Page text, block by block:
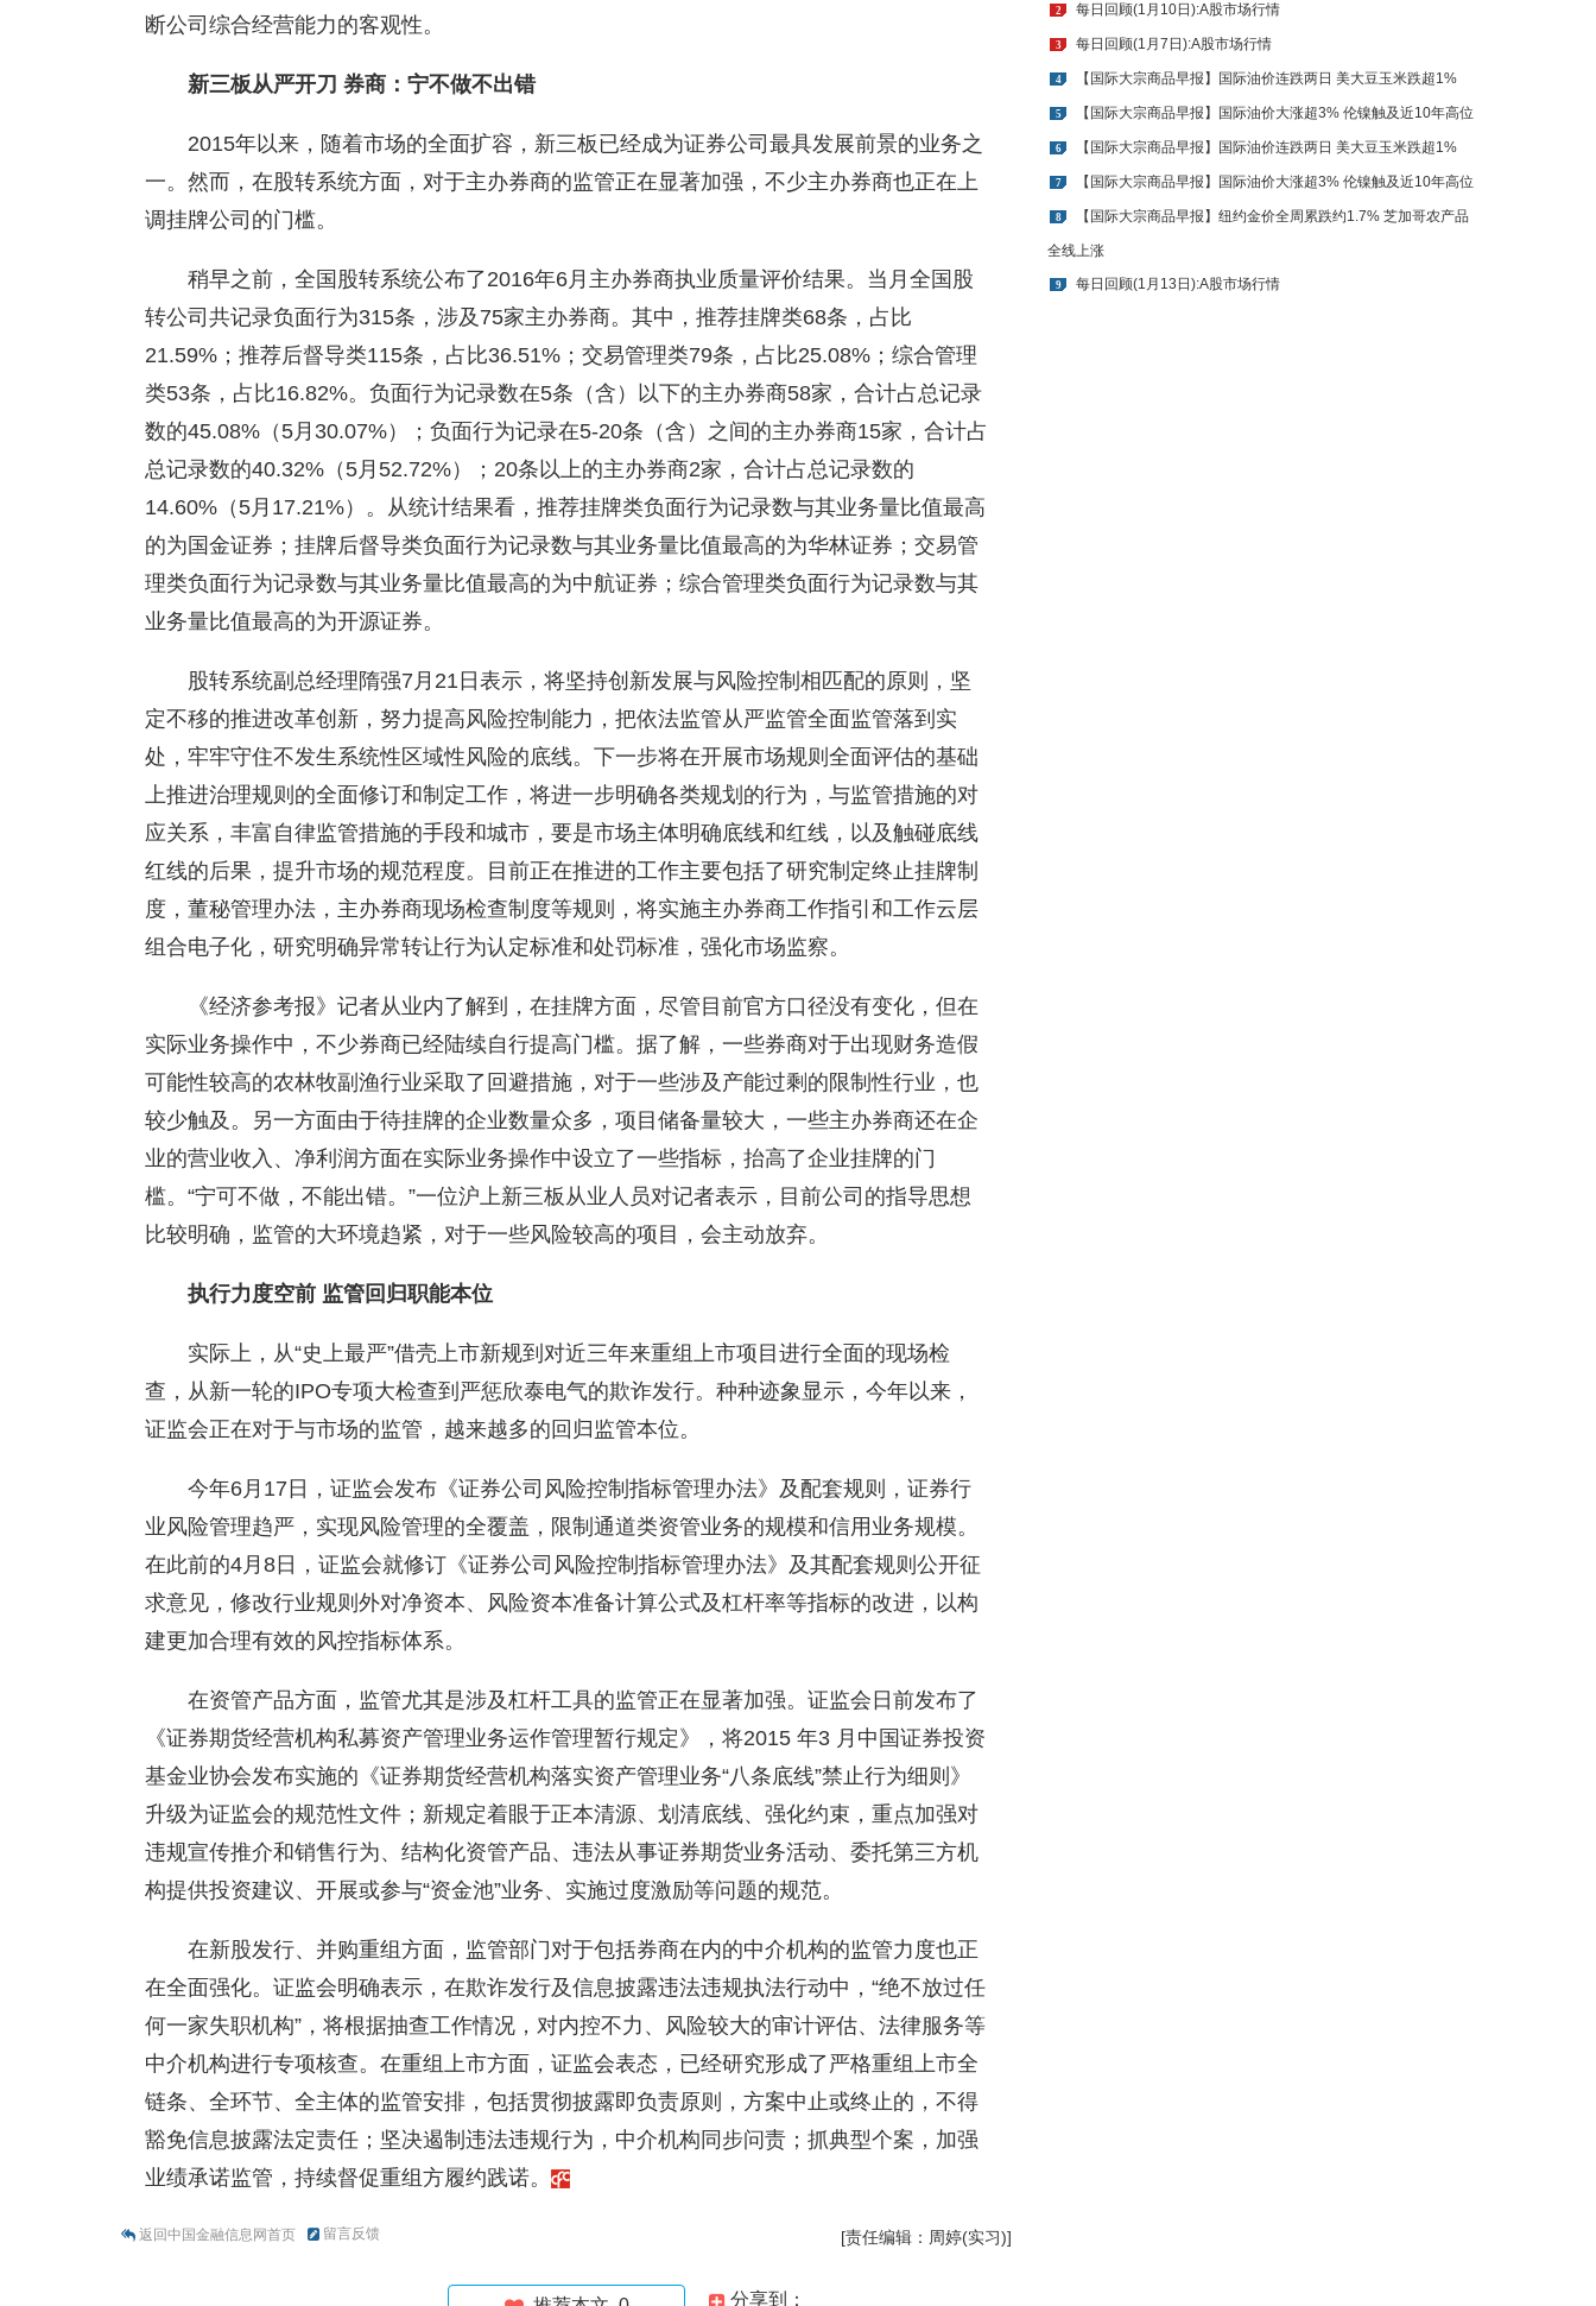
断公司综合经营能力的客观性。
新三板从严开刀 券商：宁不做不出错
2015年以来，随着市场的全面扩容，新三板已经成为证券公司最具发展前景的业务之
一。然而，在股转系统方面，对于主办券商的监管正在显著加强，不少主办券商也正在上
调挂牌公司的门槛。
稍早之前，全国股转系统公布了2016年6月主办券商执业质量评价结果。当月全国股
转公司共记录负面行为315条，涉及75家主办券商。其中，推荐挂牌类68条，占比
21.59%；推荐后督导类115条，占比36.51%；交易管理类79条，占比25.08%；综合管理
类53条，占比16.82%。负面行为记录数在5条（含）以下的主办券商58家，合计占总记录
数的45.08%（5月30.07%）；负面行为记录在5-20条（含）之间的主办券商15家，合计占
总记录数的40.32%（5月52.72%）；20条以上的主办券商2家，合计占总记录数的
14.60%（5月17.21%）。从统计结果看，推荐挂牌类负面行为记录数与其业务量比值最高
的为国金证券；挂牌后督导类负面行为记录数与其业务量比值最高的为华林证券；交易管
理类负面行为记录数与其业务量比值最高的为中航证券；综合管理类负面行为记录数与其
业务量比值最高的为开源证券。
股转系统副总经理隋强7月21日表示，将坚持创新发展与风险控制相匹配的原则，坚
定不移的推进改革创新，努力提高风险控制能力，把依法监管从严监管全面监管落到实
处，牢牢守住不发生系统性区域性风险的底线。下一步将在开展市场规则全面评估的基础
上推进治理规则的全面修订和制定工作，将进一步明确各类规划的行为，与监管措施的对
应关系，丰富自律监管措施的手段和城市，要是市场主体明确底线和红线，以及触碰底线
红线的后果，提升市场的规范程度。目前正在推进的工作主要包括了研究制定终止挂牌制
度，董秘管理办法，主办券商现场检查制度等规则，将实施主办券商工作指引和工作云层
组合电子化，研究明确异常转让行为认定标准和处罚标准，强化市场监察。
《经济参考报》记者从业内了解到，在挂牌方面，尽管目前官方口径没有变化，但在
实际业务操作中，不少券商已经陆续自行提高门槛。据了解，一些券商对于出现财务造假
可能性较高的农林牧副渔行业采取了回避措施，对于一些涉及产能过剩的限制性行业，也
较少触及。另一方面由于待挂牌的企业数量众多，项目储备量较大，一些主办券商还在企
业的营业收入、净利润方面在实际业务操作中设立了一些指标，抬高了企业挂牌的门
槛。“宁可不做，不能出错。”一位沪上新三板从业人员对记者表示，目前公司的指导思想
比较明确，监管的大环境趋紧，对于一些风险较高的项目，会主动放弃。
执行力度空前 监管回归职能本位
实际上，从“史上最严”借壳上市新规到对近三年来重组上市项目进行全面的现场检
查，从新一轮的IPO专项大检查到严惩欣泰电气的欺诈发行。种种迹象显示，今年以来，
证监会正在对于与市场的监管，越来越多的回归监管本位。
今年6月17日，证监会发布《证券公司风险控制指标管理办法》及配套规则，证券行
业风险管理趋严，实现风险管理的全覆盖，限制通道类资管业务的规模和信用业务规模。
在此前的4月8日，证监会就修订《证券公司风险控制指标管理办法》及其配套规则公开征
求意见，修改行业规则外对净资本、风险资本准备计算公式及杠杆率等指标的改进，以构
建更加合理有效的风控指标体系。
在资管产品方面，监管尤其是涉及杠杆工具的监管正在显著加强。证监会日前发布了
《证券期货经营机构私募资产管理业务运作管理暂行规定》，将2015 年3 月中国证券投资
基金业协会发布实施的《证券期货经营机构落实资产管理业务“八条底线”禁止行为细则》
升级为证监会的规范性文件；新规定着眼于正本清源、划清底线、强化约束，重点加强对
违规宣传推介和销售行为、结构化资管产品、违法从事证券期货业务活动、委托第三方机
构提供投资建议、开展或参与“资金池”业务、实施过度激励等问题的规范。
在新股发行、并购重组方面，监管部门对于包括券商在内的中介机构的监管力度也正
在全面强化。证监会明确表示，在欺诈发行及信息披露违法违规执法行动中，“绝不放过任
何一家失职机构”，将根据抽查工作情况，对内控不力、风险较大的审计评估、法律服务等
中介机构进行专项核查。在重组上市方面，证监会表态，已经研究形成了严格重组上市全
链条、全环节、全主体的监管安排，包括贯彻披露即负责原则，方案中止或终止的，不得
豁免信息披露法定责任；坚决遏制违法违规行为，中介机构同步问责；抓典型个案，加强
业绩承诺监管，持续督促重组方履约践诺。
返回中国金融信息网首页 留言反馈 [责任编辑：周婷(实习)]
分享到：
2 每日回顾(1月10日):A股市场行情
3 每日回顾(1月7日):A股市场行情
4 【国际大宗商品早报】国际油价连跌两日 美大豆玉米跌超1%
5 【国际大宗商品早报】国际油价大涨超3% 伦镍触及近10年高位
6 【国际大宗商品早报】国际油价连跌两日 美大豆玉米跌超1%
7 【国际大宗商品早报】国际油价大涨超3% 伦镍触及近10年高位
8 【国际大宗商品早报】纽约金价全周累跌约1.7% 芝加哥农产品
全线上涨
9 每日回顾(1月13日):A股市场行情